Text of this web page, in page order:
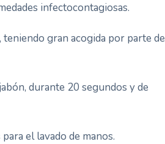
infectocontagiosas.
gran acogida por parte de
durante 20 segundos y de
el lavado de manos.